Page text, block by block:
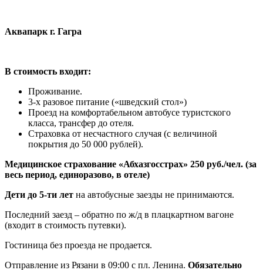
Аквапарк г. Гагра
В стоимость входит:
Проживание.
3-х разовое питание («шведский стол»)
Проезд на комфортабельном автобусе туристского
класса, трансфер до отеля.
Страховка от несчастного случая (с величиной
покрытия до 50 000 рублей).
Медицинское страхование «Абхазгосстрах» 250 руб./чел. (за
весь период, единоразово, в отеле)
Дети до 5-ти лет на автобусные заезды не принимаются.
Последний заезд – обратно по ж/д в плацкартном вагоне
(входит в стоимость путевки).
Гостиница без проезда не продается.
Отправление из Рязани в 09:00 с пл. Ленина. Обязательно